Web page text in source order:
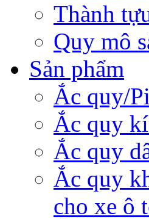
Thành
Quy mô
Sản phẩm
Ắc quy/
Ắc quy
Ắc quy
Ắc quy
cho xe ô